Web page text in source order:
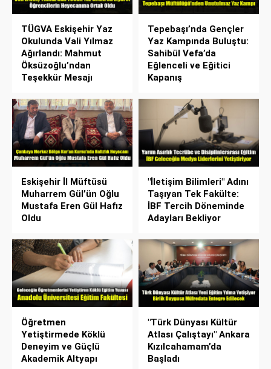
TÜGVA Eskişehir Yaz
Okulunda Vali Yılmaz
Ağırlandı: Mahmut
Öksüzoğlu’ndan
Teşekkür Mesajı
Tepebaşı’nda Gençler
Yaz Kampında Buluştu:
Sahibül Vefa’da
Eğlenceli ve Eğitici
Kapanış
Eskişehir İl Müftüsü
Muharrem Gül’ün Oğlu
Mustafa Eren Gül Hafız
Oldu
"İletişim Bilimleri" Adını
Taşıyan Tek Fakülte:
İBF Tercih Döneminde
Adayları Bekliyor
Öğretmen
Yetiştirmede Köklü
Deneyim ve Güçlü
Akademik Altyapı
"Türk Dünyası Kültür
Atlası Çalıştayı" Ankara
Kızılcahamam’da
Başladı